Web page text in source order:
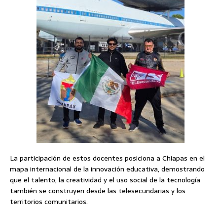
La participación de estos docentes posiciona a Chiapas en el
mapa internacional de la innovación educativa, demostrando
que el talento, la creatividad y el uso social de la tecnología
también se construyen desde las telesecundarias y los
territorios comunitarios.